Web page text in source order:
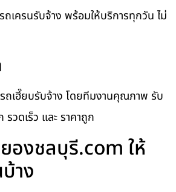
ถเครนรับจ้าง พร้อมให้บริการทุกวัน ไม่
รถเฮี๊ยบรับจ้าง โดยทีมงานคุณภาพ รับ
รวดเร็ว และ ราคาถูก
ยองชลบุรี.com ให้
าง